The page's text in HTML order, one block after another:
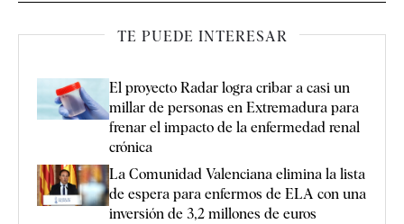
TE PUEDE INTERESAR
El proyecto Radar logra cribar a casi un
millar de personas en Extremadura para
frenar el impacto de la enfermedad renal
crónica
La Comunidad Valenciana elimina la lista
de espera para enfermos de ELA con una
inversión de 3,2 millones de euros